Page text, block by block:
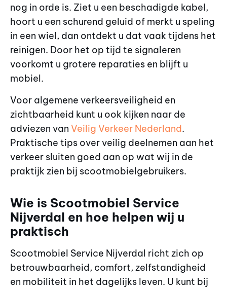
nog in orde is. Ziet u een beschadigde kabel,
hoort u een schurend geluid of merkt u speling
in een wiel, dan ontdekt u dat vaak tijdens het
reinigen. Door het op tijd te signaleren
voorkomt u grotere reparaties en blijft u
mobiel.
Voor algemene verkeersveiligheid en
zichtbaarheid kunt u ook kijken naar de
adviezen van Veilig Verkeer Nederland.
Praktische tips over veilig deelnemen aan het
verkeer sluiten goed aan op wat wij in de
praktijk zien bij scootmobielgebruikers.
Wie is Scootmobiel Service
Nijverdal en hoe helpen wij u
praktisch
Scootmobiel Service Nijverdal richt zich op
betrouwbaarheid, comfort, zelfstandigheid
en mobiliteit in het dagelijks leven. U kunt bij